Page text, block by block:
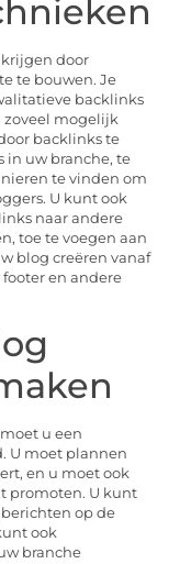
door
te bouwen. Je
backlinks
zoveel mogelijk
backlinks te
in uw branche, te
te vinden om
U kunt ook
naar andere
toe te voegen aan
blog creëren vanaf
en andere
u een
U moet plannen
en u moet ook
promoten. U kunt
op de
ook
branche